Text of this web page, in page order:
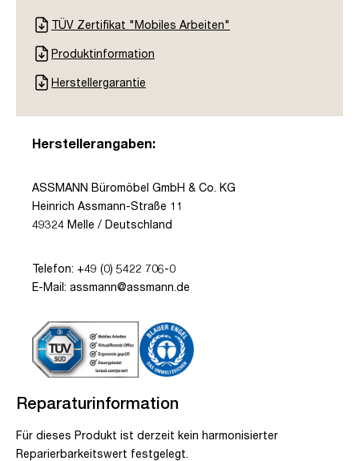
TÜV Zertifikat "Mobiles Arbeiten"
Produktinformation
Herstellergarantie
Herstellerangaben:
ASSMANN Büromöbel GmbH & Co. KG
Heinrich Assmann-Straße 11
49324 Melle / Deutschland
Telefon: +49 (0) 5422 706-0
E-Mail: assmann@assmann.de
Reparaturinformation
Für dieses Produkt ist derzeit kein harmonisierter
Reparierbarkeitswert festgelegt.